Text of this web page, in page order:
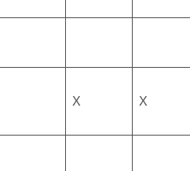
X X